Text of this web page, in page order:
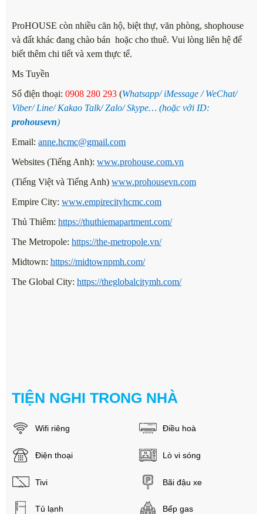
ProHOUSE còn nhiều căn hộ, biệt thự, văn phòng, shophouse
và đất khác đang chào bán hoặc cho thuê. Vui lòng liên hệ để
biết thêm chi tiết và xem thực tế.
Ms Tuyền
Số điện thoại: 0908 280 293 (Whatsapp/ iMessage / WeChat/
Viber/ Line/ Kakao Talk/ Zalo/ Skype… (hoặc với ID:
prohousevn)
Email: anne.hcmc@gmail.com
Websites (Tiếng Anh): www.prohouse.com.vn
(Tiếng Việt và Tiếng Anh) www.prohousevn.com
Empire City: www.empirecityhcmc.com
Thủ Thiêm: https://thuthiemapartment.com/
The Metropole: https://the-metropole.vn/
Midtown: https://midtownpmh.com/
The Global City: https://theglobalcitymh.com/
TIỆN NGHI TRONG NHÀ
Wifi riêng Điều hoà
Điện thoại Lò vi sóng
Tivi Bãi đậu xe
Tủ lạnh Bếp gas